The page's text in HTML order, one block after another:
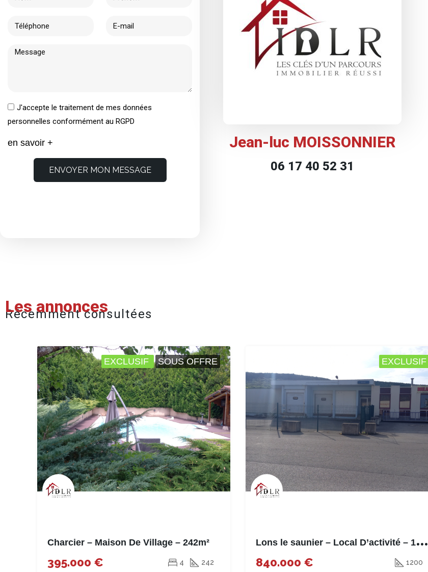
J'accepte le traitement de mes données
personnelles conformément au RGPD
en savoir +
ENVOYER MON MESSAGE
Jean-luc MOISSONNIER
06 17 40 52 31
Les annonces
Récemment consultées
EXCLUSIF SOUS OFFRE
Charcier – Maison De Village – 242m²
395.000 € 4 242
EXCLUSIF
L
ons le saunier – Local D’activité – 1200m²
840.000 € 1200